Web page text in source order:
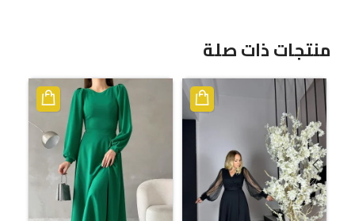
منتجات ذات صلة